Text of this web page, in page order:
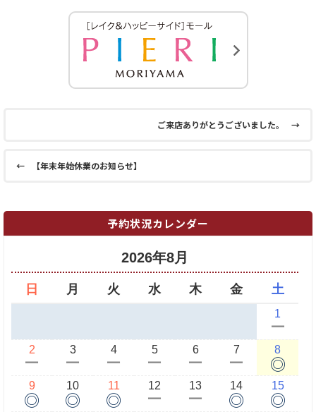
ご来店ありがとうございました。 →
← 【年末年始休業のお知らせ】
予約状況カレンダー
2026年8月
日 月 火 水 木 金 土
1
ー
2
ー
3
ー
4
ー
5
ー
6
ー
7
ー
8
◎
9
◎
10
◎
11
◎
12
ー
13
ー
14
◎
15
◎